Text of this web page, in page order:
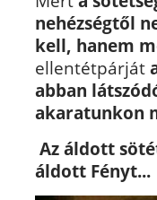
nehézségtől
kell, hanem
ellentétpárját
abban
akaratunkon
Az áldott
áldott Fényt...